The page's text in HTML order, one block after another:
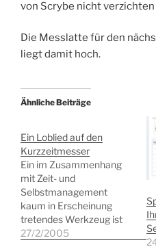
von Scrybe nicht
Die Messlatte für den
liegt damit hoch.
Ähnliche Beiträge
Ein Loblied auf den
Kurzzeitmesser
Ein im Zusammenhang
mit Zeit- und
Selbstmanagement
kaum in Erscheinung
tretendes Werkzeug ist
der Kurzzeitmesser,
27/2/2005